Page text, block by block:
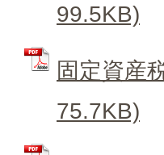
99.5KB)
固定資産
75.7KB)